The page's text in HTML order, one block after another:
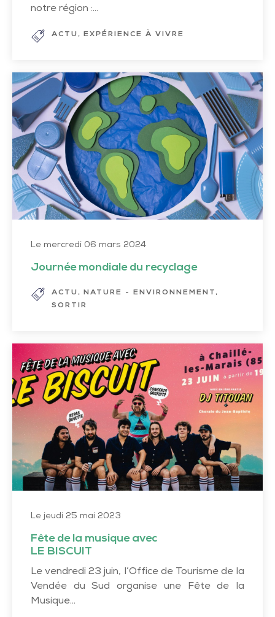
notre région :...
ACTU EXPÉRIENCE À VIVRE
Journée
mondiale
du
recyclage
Le mercredi 06 mars 2024
Journée mondiale du recyclage
ACTU
NATURE - ENVIRONNEMENT
SORTIR
de
la
musique
BISCUIT
Le jeudi 25 mai 2023
Fête de la musique avec
LE BISCUIT
Le vendredi 23 juin, l’Office de Tourisme de la
Vendée du Sud organise une Fête de la
Musique...